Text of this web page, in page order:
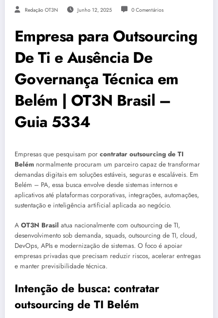
Redação OT3N Junho 12, 2025 0 Comentários
Empresa para Outsourcing
De Ti e Ausência De
Governança Técnica em
Belém | OT3N Brasil –
Guia 5334
Empresas que pesquisam por contratar outsourcing de TI
Belém normalmente procuram um parceiro capaz de transformar
demandas digitais em soluções estáveis, seguras e escaláveis. Em
Belém – PA, essa busca envolve desde sistemas internos e
aplicativos até plataformas corporativas, integrações, automações,
sustentação e inteligência artificial aplicada ao negócio.
A OT3N Brasil atua nacionalmente com outsourcing de TI,
desenvolvimento sob demanda, squads, outsourcing de TI, cloud,
DevOps, APIs e modernização de sistemas. O foco é apoiar
empresas privadas que precisam reduzir riscos, acelerar entregas
e manter previsibilidade técnica.
Intenção de busca: contratar
outsourcing de TI Belém